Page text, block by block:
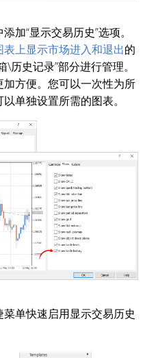
加“显示交易历史”选项。
表上显示市场进入和退出的
历史记录”部分进行管理。
方便。您可以一次性为所
单独设置所需的图表。
单快速启用显示交易历史